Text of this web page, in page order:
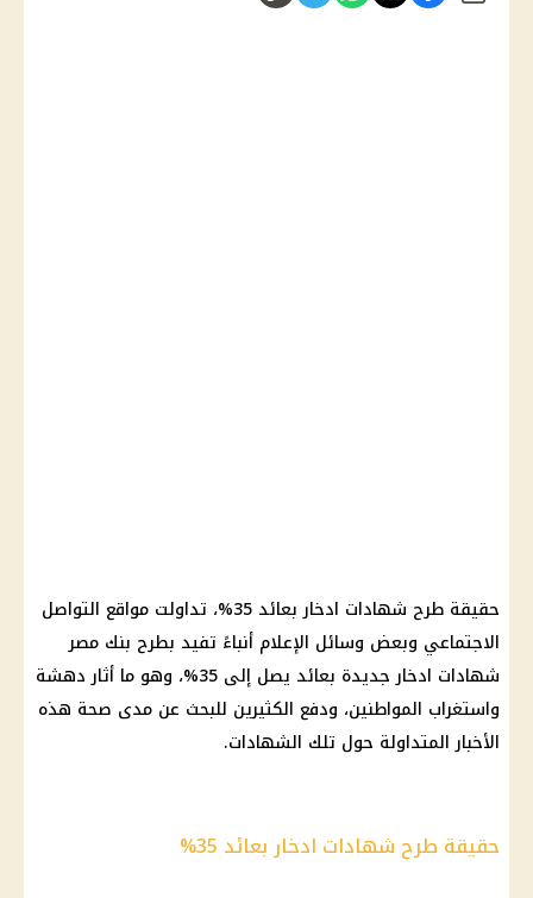
حقيقة طرح شهادات ادخاربعائد 35%، تداولت
مواقع التواصل
الاجتماعي وبعض وسائل الإعلام أنباءً تفيد بطرح بنك مصر
شهادات ادخار جديدة
بعائد يصل إلى 35%، وهو ما أثار دهشة
واستغراب المواطنين، ودفع الكثيرين للبحث عن مدى صحة هذه
الأخبارالمتداولة حول تلك الشهادات.
حقيقة طرح شهادات ادخار بعائد 35%